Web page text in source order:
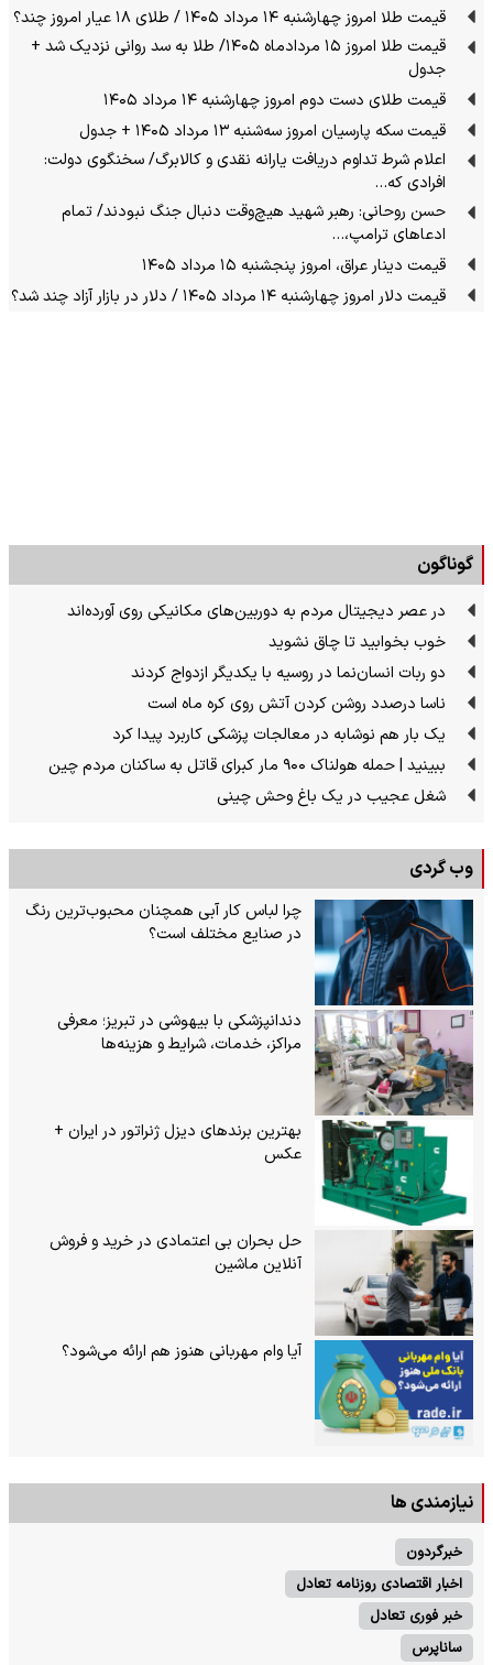
قیمت طلا امروز چهارشنبه ۱۴ مرداد ۱۴۰۵ / طلای ۱۸ عیار امروز چند؟
قیمت طلا امروز ۱۵ مردادماه ۱۴۰۵/ طلا به سد روانی نزدیک شد +
جدول
قیمت طلای دست دوم امروز چهارشنبه ۱۴ مرداد ۱۴۰۵
قیمت سکه پارسیان امروز سه‌شنبه ۱۳ مرداد ۱۴۰۵ + جدول
اعلام شرط تداوم دریافت یارانه نقدی و کالابرگ/ سخنگوی دولت:
افرادی که…
حسن روحانی: رهبر شهید هیچ‌وقت دنبال جنگ نبودند/ تمام
ادعاهای ترامپ،…
قیمت دینار عراق، امروز پنجشنبه ۱۵ مرداد ۱۴۰۵
قیمت دلار امروز چهارشنبه ۱۴ مرداد ۱۴۰۵ / دلار در بازار آزاد چند شد؟
گوناگون
در عصر دیجیتال مردم به دوربین‌های مکانیکی روی آورده‌اند
خوب بخوابید تا چاق نشوید
دو ربات انسان‌نما در روسیه با یکدیگر ازدواج کردند
ناسا درصدد روشن کردن آتش روی کره ماه است
یک بار هم نوشابه در معالجات پزشکی کاربرد پیدا کرد
ببینید | حمله هولناک ۹۰۰ مار کبرای قاتل به ساکنان مردم چین
شغل عجیب در یک باغ وحش چینی
وب گردی
چرا لباس کار آبی همچنان محبوب‌ترین رنگ
در صنایع مختلف است؟
دندانپزشکی با بیهوشی در تبریز؛ معرفی
مراکز، خدمات، شرایط و هزینه‌ها
بهترین برندهای دیزل ژنراتور در ایران +
عکس
حل بحران بی‌ اعتمادی در خرید و فروش
آنلاین ماشین
آیا وام مهربانی هنوز هم ارائه می‌شود؟
نیازمندی ها
خبرگردون
اخبار اقتصادی روزنامه تعادل
خبر فوری تعادل
ساناپرس